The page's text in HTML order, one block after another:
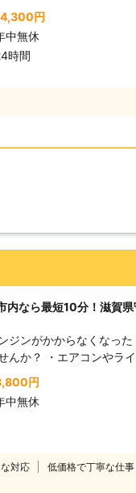
そんなときこそ、弊社「LＩMO」がお客
お助けします！ 弊社の強みは、お客様から
てから平均16分27秒で
件以上の実績を積んで
の時間で駆け付けることによって、お客
円
中無休
時間
なら最短10分！滋賀県
ジンがかからなくなっ
装品を長時間使った ・最
を交換してから2年以上
を！ 当店は滋賀県守山市に拠点をおき、車
がりに対応しています
車を動かそうとしても
したい」そう思われる
円
中無休
対応 低価格で丁寧な仕事